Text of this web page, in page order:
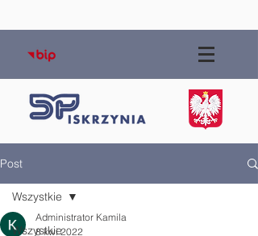
Post
Wszystkie
Wszystkie
Administrator Kamila
8 kwi 2022